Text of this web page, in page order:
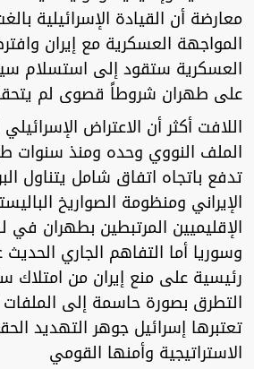
معارضة أن القيادة الإسرائيلية
المواجهة العسكرية مع إيران
العسكرية ستقود إلى استسلام
على طهران شروطاً قصوى لم
اللافت أكثر أن الاعتراض
الملف النووي وحده ومنذ سنوات
تدفع باتجاه اتفاق شامل يتناول
الإيراني ومنظومة الصواريخ
الإقليميين المرتبطين بطهران في
وسوريا أما التفاهم الجاري
رئيسية على منع إيران من
التطرق بصورة حاسمة إلى الملفات
تعتبرها إسرائيل جوهر التهديد
الاستراتيجية وأمنها القومي